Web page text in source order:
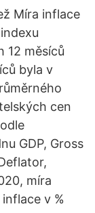
Míra inflace
12 měsíců
byla v
cen
GDP, Gross
míra
v %